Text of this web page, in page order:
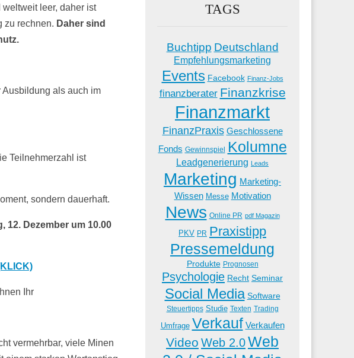
leer, daher ist
zu rechnen. Daher sind
als auch im
Teilnehmerzahl ist
sondern dauerhaft.
12. Dezember um 10.00
Ihr
vermehrbar, viele Minen
TAGS
Buchtipp Deutschland
Empfehlungsmarketing
Events Facebook Finanz-Jobs
finanzberater Finanzkrise
Finanzmarkt
FinanzPraxis Geschlossene
Fonds Gewinnspiel Kolumne
Leadgenerierung Leads
Marketing Marketing-
Wissen Messe Motivation
News Online PR pdf Magazin
PKV PR Praxistipp
Pressemeldung
Produkte Prognosen
Psychologie Recht Seminar
Social Media Software
Steuertipps Studie Texten Trading
Umfrage Verkauf Verkaufen
Video Web 2.0Web